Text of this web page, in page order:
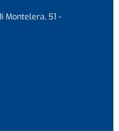
Montelera, 51 -